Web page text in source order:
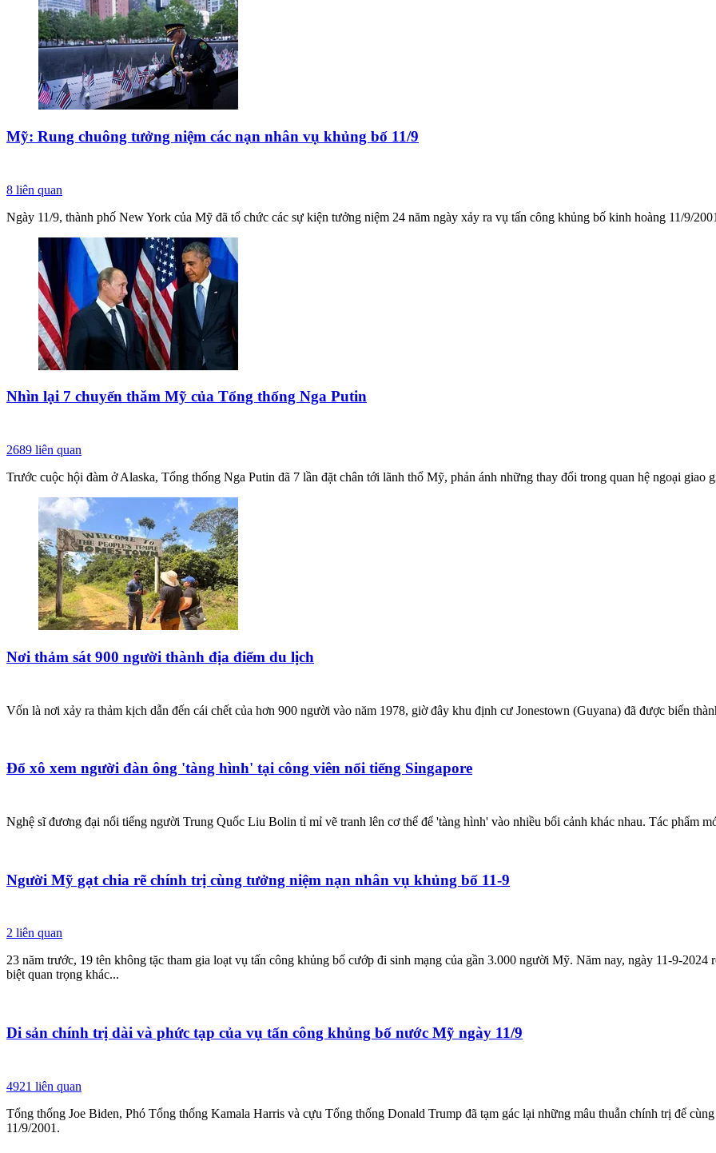
Mỹ: Rung chuông tưởng niệm các nạn nhân vụ khủng bố 11/9
8 liên quan
Ngày 11/9, thành phố New York của Mỹ đã tổ chức các sự kiện tưởng niệm 24 năm ngày xảy ra vụ tấn công khủng bố kinh hoàng 11/9/
Nhìn lại 7 chuyến thăm Mỹ của Tổng thống Nga Putin
2689 liên quan
Trước cuộc hội đàm ở Alaska, Tổng thống Nga Putin đã 7 lần đặt chân tới lãnh thổ Mỹ, phản ánh những thay đổi trong quan hệ ngoại giao
Nơi thảm sát 900 người thành địa điểm du lịch
Vốn là nơi xảy ra thảm kịch dẫn đến cái chết của hơn 900 người vào năm 1978, giờ đây khu định cư Jonestown (Guyana) đã được biến
Đổ xô xem người đàn ông 'tàng hình' tại công viên nổi tiếng Singapore
Nghệ sĩ đương đại nổi tiếng người Trung Quốc Liu Bolin tỉ mỉ vẽ tranh lên cơ thể để 'tàng hình' vào nhiều bối cảnh khác nhau. Tác phẩm
Người Mỹ gạt chia rẽ chính trị cùng tưởng niệm nạn nhân vụ khủng bố 11-9
2 liên quan
23 năm trước, 19 tên không tặc tham gia loạt vụ tấn công khủng bố cướp đi sinh mạng của gần 3.000 người Mỹ. Năm nay, ngày 11-9-
biệt quan trọng khác...
Di sản chính trị dài và phức tạp của vụ tấn công khủng bố nước Mỹ ngày 11/9
4921 liên quan
Tổng thống Joe Biden, Phó Tổng thống Kamala Harris và cựu Tổng thống Donald Trump đã tạm gác lại những mâu thuẫn chính trị để
11/9/2001.